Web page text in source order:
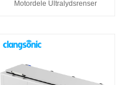
Motordele Ultralydsrenser